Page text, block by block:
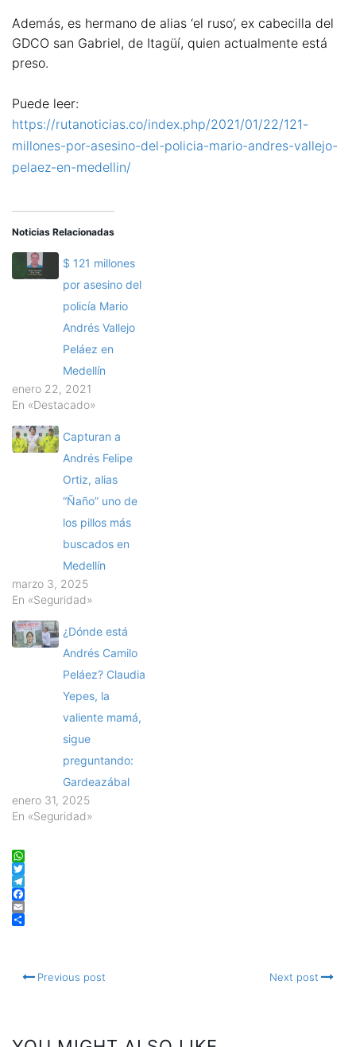
Además, es hermano de alias ‘el ruso’, ex cabecilla del
GDCO san Gabriel, de Itagüí, quien actualmente está
preso.
Puede leer:
https://rutanoticias.co/index.php/2021/01/22/121-
millones-por-asesino-del-policia-mario-andres-vallejo-
pelaez-en-medellin/
Noticias Relacionadas
$ 121 millones
por asesino del
policía Mario
Andrés Vallejo
Peláez en
Medellín
enero 22, 2021
En «Destacado»
Capturan a
Andrés Felipe
Ortiz, alias
“Ñaño” uno de
los pillos más
buscados en
Medellín
marzo 3, 2025
En «Seguridad»
¿Dónde está
Andrés Camilo
Peláez? Claudia
Yepes, la
valiente mamá,
sigue
preguntando:
Gardeazábal
enero 31, 2025
En «Seguridad»
WhatsApp
Twitter
Telegram
Facebook
Email
Previous post Next post